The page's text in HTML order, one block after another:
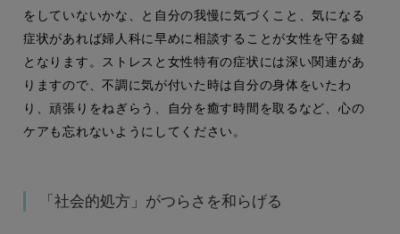
をしていないかな、と自分の我慢に気づくこと、気になる
症状があれば婦人科に早めに相談することが女性を守る鍵
となります。ストレスと女性特有の症状には深い関連があ
りますので、不調に気が付いた時は自分の身体をいたわ
り、頑張りをねぎらう、自分を癒す時間を取るなど、心の
ケアも忘れないようにしてください。
「社会的処方」がつらさを和らげる